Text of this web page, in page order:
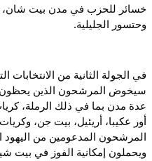
خسائر للحزب في مدن بيت شان،
وحتسور الجليلية.
في الجولة الثانية من الانتخابات
سيخوض المرشحون الذين يحظون
عدة مدن بما في ذلك الرملة،
أور عكيبا، أريئيل، بيت جن،
المرشحون المدعومين من اليهود
ويحملون إمكانية الفوز في بيت